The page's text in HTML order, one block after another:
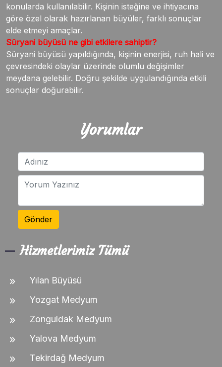
konularda kullanılabilir. Kişinin isteğine ve ihtiyacına
göre özel olarak hazırlanan büyüler, farklı sonuçlar
elde etmeyi amaçlar.
Süryani büyüsü ne gibi etkilere sahiptir?
Süryani büyüsü yapıldığında, kişinin enerjisi, ruh hali ve
çevresindeki olaylar üzerinde olumlu değişimler
meydana gelebilir. Doğru şekilde uygulandığında etkili
sonuçlar doğurabilir.
Yorumlar
Gönder
Hizmetlerimiz Tümü
Yılan Büyüsü
Yozgat Medyum
Zonguldak Medyum
Yalova Medyum
Tekirdağ Medyum